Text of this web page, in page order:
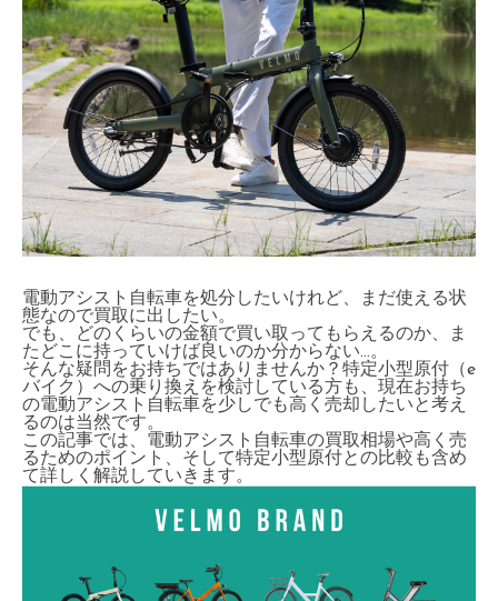
電動アシスト自転車を処分したいけれど、まだ使える状
態なので買取に出したい。
でも、どのくらいの金額で買い取ってもらえるのか、ま
たどこに持っていけば良いのか分からない…。
そんな疑問をお持ちではありませんか？特定小型原付（e
バイク）への乗り換えを検討している方も、現在お持ち
の電動アシスト自転車を少しでも高く売却したいと考え
るのは当然です。
この記事では、電動アシスト自転車の買取相場や高く売
るためのポイント、そして特定小型原付との比較も含め
て詳しく解説していきます。